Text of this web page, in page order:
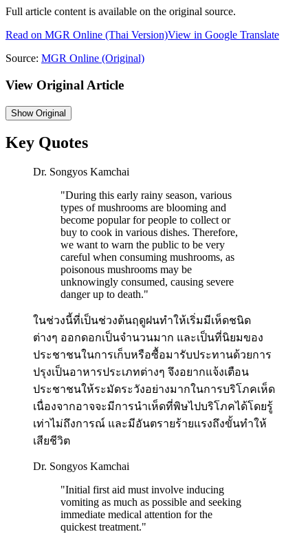
Full article content is available on the original source.
Read on MGR Online (Thai Version)View in Google Translate
Source: MGR Online (Original)
View Original Article
ShowOriginal
Key Quotes
Dr. Songyos Kamchai
"During this early rainy season, various
types of mushrooms are blooming and
become popular for people to collect or
buy to cook in various dishes. Therefore,
we want to warn the public to be very
careful when consuming mushrooms, as
poisonous mushrooms may be
unknowingly consumed, causing severe
danger up to death."
ในช่วงนี้ที่เป็นช่วงต้นฤดูฝนทำให้เริ่มมีเห็ดชนิด
ต่างๆ ออกดอกเป็นจำนวนมาก และเป็นที่นิยมของ
ประชาชนในการเก็บหรือซื้อมารับประทานด้วยการ
ปรุงเป็นอาหารประเภทต่างๆ จึงอยากแจ้งเตือน
ประชาชนให้ระมัดระวังอย่างมากในการบริโภคเห็ด
เนื่องจากอาจจะมีการนำเห็ดที่พิษไปบริโภคได้โดยรู้
เท่าไม่ถึงการณ์ และมีอันตรายร้ายแรงถึงขั้นทำให้
เสียชีวิต
Dr. Songyos Kamchai
"Initial first aid must involve inducing
vomiting as much as possible and seeking
immediate medical attention for the
quickest treatment."